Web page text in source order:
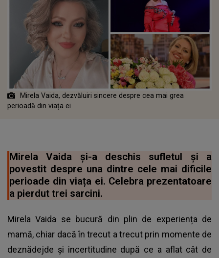
Mirela Vaida, dezvăluiri sincere despre cea mai grea
perioadă din viața ei
Mirela Vaida și-a deschis sufletul și a
povestit despre una dintre cele mai dificile
perioade din viața ei. Celebra prezentatoare
a pierdut trei sarcini.
Mirela Vaida se bucură din plin de experiența de
mamă, chiar dacă în trecut a trecut prin momente de
deznădejde și incertitudine după ce a aflat cât de